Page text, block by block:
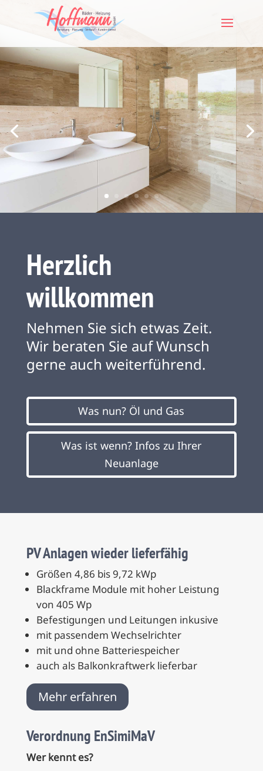
Skip To Content
Herzlich
willkommen
Nehmen Sie sich etwas Zeit.
Wir beraten Sie auf Wunsch
gerne auch weiterführend.
Was nun? Öl und Gas
Was ist wenn? Infos zu Ihrer
Neuanlage
PV Anlagen wieder lieferfähig
Größen 4,86 bis 9,72 kWp
Blackframe Module mit hoher Leistung
von 405 Wp
Befestigungen und Leitungen inkusive
mit passendem Wechselrichter
mit und ohne Batteriespeicher
auch als Balkonkraftwerk lieferbar
Mehr erfahren
Verordnung EnSimiMaV
Wer kennt es?